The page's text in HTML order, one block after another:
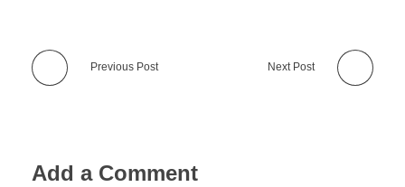
Previous Post Next Post
Add a Comment